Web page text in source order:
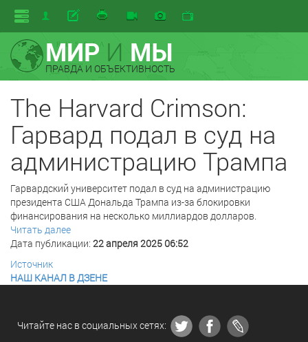
МИРИ МЫ
ПРАВДА И ОБЪЕКТИВНОСТЬ
The Harvard Crimson:
Гарвард подал в суд на
администрацию Трампа
Гарвардский университет подал в суд на администрацию
президента США Дональда Трампа из-за блокировки
финансирования на несколько миллиардов долларов.
Читать далее
Дата публикации: 22 апреля 2025 06:52
Источник
НАШ КАНАЛ В ДЗЕНЕ
Читайте нас в социальных сетях: